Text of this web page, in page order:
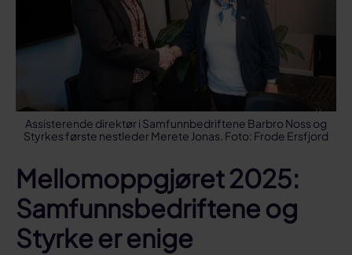
Assisterende direktør i Samfunnbedriftene Barbro Noss og
Styrkes første nestleder Merete Jonas. Foto: Frode Ersfjord
Mellomoppgjøret 2025:
Samfunnsbedriftene og
Styrke er enige